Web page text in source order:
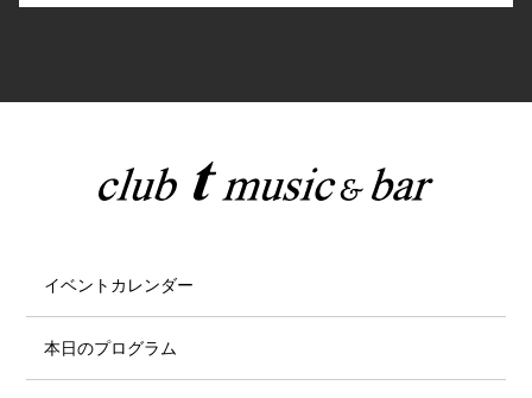
イベントカレンダー
本日のプログラム